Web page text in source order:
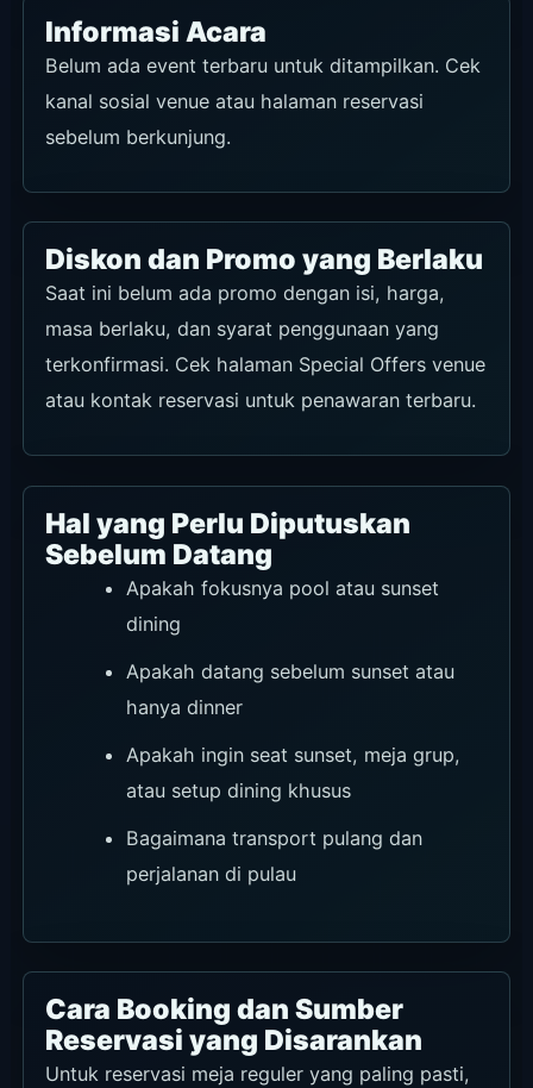
Informasi Acara
Belum ada event terbaru untuk ditampilkan. Cek
kanal sosial venue atau halaman reservasi
sebelum berkunjung.
Diskon dan Promo yang Berlaku
Saat ini belum ada promo dengan isi, harga,
masa berlaku, dan syarat penggunaan yang
terkonfirmasi. Cek halaman Special Offers venue
atau kontak reservasi untuk penawaran terbaru.
Hal yang Perlu Diputuskan
Sebelum Datang
Apakah fokusnya pool atau sunset
dining
Apakah datang sebelum sunset atau
hanya dinner
Apakah ingin seat sunset, meja grup,
atau setup dining khusus
Bagaimana transport pulang dan
perjalanan di pulau
Cara Booking dan Sumber
Reservasi yang Disarankan
Untuk reservasi meja reguler yang paling pasti,